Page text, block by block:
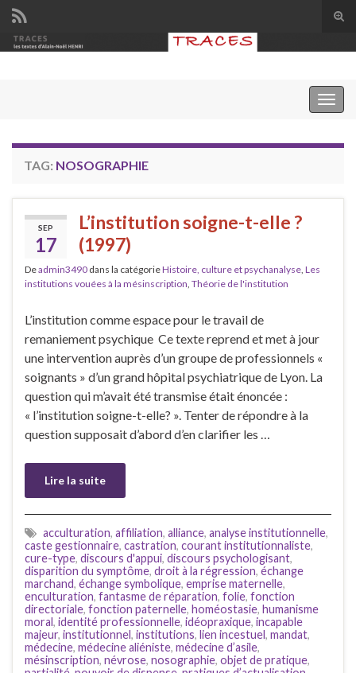
Search for:
TAG: NOSOGRAPHIE
SEP
17
L’institution soigne-t-elle ?
(1997)
Deadmin3490 dans la catégorieHistoire, culture et psychanalyse Les
institutions vouées à la mésinscription Théorie de l'institution
L’institution comme espace pour le travail de
remaniement psychique Ce texte reprend et met à jour
une intervention auprès d’un groupe de professionnels «
soignants » d’un grand hôpital psychiatrique de Lyon. La
question qui m’avait été transmise était énoncée :
« l’institution soigne-t-elle? ». Tenter de répondre à la
question supposait d’abord d’en clarifier les …
Lire la suite
acculturation, affiliation, alliance, analyse institutionnelle,
caste gestionnaire, castration, courant institutionnaliste,
cure-type, discours d'appui, discours psychologisant,
disparition du symptôme, droit à la régression, échange
marchand, échange symbolique, emprise maternelle,
enculturation, fantasme de réparation, folie, fonction
directoriale, fonction paternelle, homéostasie, humanisme
moral, identité professionnelle, idéopraxique, incapable
majeur, institutionnel, institutions, lien incestuel, mandat,
médecine, médecine aliéniste, médecine d’asile,
mésinscription, névrose, nosographie, objet de pratique,